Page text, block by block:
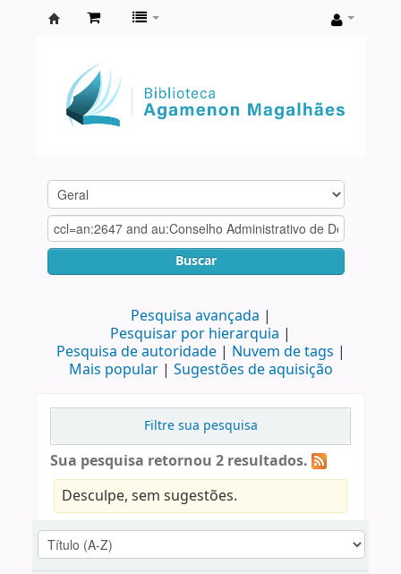
Agamenon
Magalhães
Buscar
Pesquisa avançada
Pesquisar por hierarquia
Pesquisa de autoridade
Nuvem de tags
Mais popular
Sugestões de aquisição
Filtre sua pesquisa
Sua pesquisa retornou 2 resultados.
Desculpe, sem sugestões.